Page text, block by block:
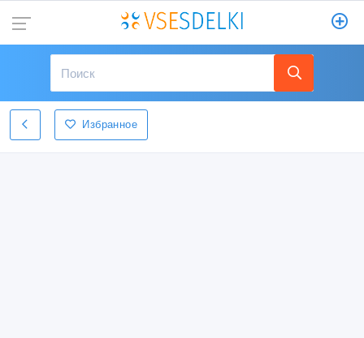
Избранное